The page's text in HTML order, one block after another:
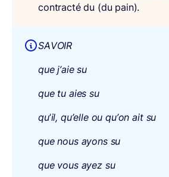
contracté du (du pain).
SAVOIR
que j’aie su
que tu aies su
qu’il, qu’elle ou qu’on ait su
que nous ayons su
que vous ayez su